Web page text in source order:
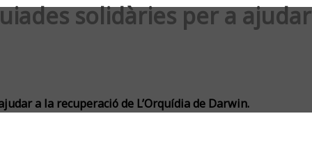
solidàries per a
a la recuperació de L’Orquídia de Darwin.